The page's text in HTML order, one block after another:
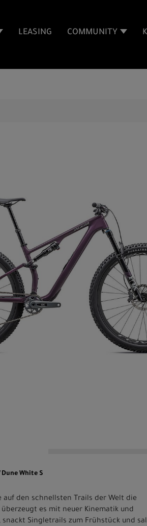
LEASING COMMUNITY
Dune White S
auf den schnellsten Trails der Welt die
es mit neuer Kinematik und
Singletrails zum Frühstück und